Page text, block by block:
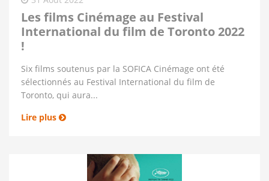
Les films Cinémage au Festival
International du film de Toronto 2022
!
Six films soutenus par la SOFICA Cinémage ont été
sélectionnés au Festival International du film de
Toronto, qui aura...
Lire plus